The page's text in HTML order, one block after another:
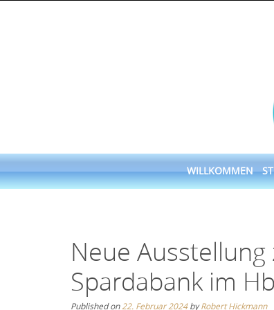
Skip
to
WILLKOMMEN
Neue
Spardabank im
Published on22. Februar 2024byRobert Hickmann